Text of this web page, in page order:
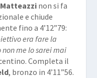
Matteazzinon si fa
e chiude
fino a 4’12”79:
era fare la
me lo sarei mai
Completa il
, bronzo in 4’11”56.